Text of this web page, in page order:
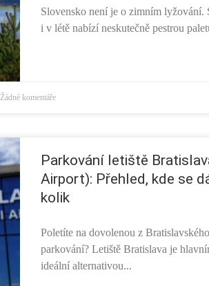
Slovensko není je o zimním lyžování.
i v létě nabízí neskutečně pestrou
Žádné komentáře
Parkování letiště
Airport): Přehled, kde se
kolik
Poletíte na dovolenou z
parkování? Letiště Bratislava je
ideální alternativou...